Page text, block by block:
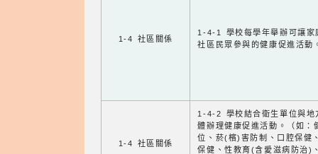
1-4 社區關係
1-4-1 學校每學年舉辦可讓家
社區民眾參與的健康促進活動
1-4 社區關係
1-4-2 學校結合衛生單位與地
體辦理健康促進活動。（如：
位、菸(檳)害防制、口腔保健
保健、性教育(含愛滋病防治)